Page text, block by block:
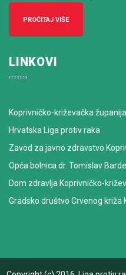
PROČITAJ VIŠE
LINKOVI
Koprivničko-križevačka županija
Hrvatska Liga protiv raka
Zavod za javno zdravstvo
Opća bolnica dr. Tomislav
Dom zdravlja Koprivničko-
Gradsko društvo Crvenog križa